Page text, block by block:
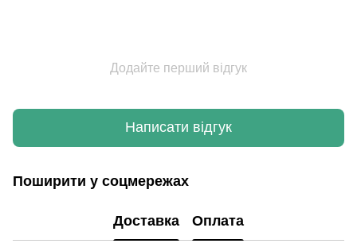
Додайте перший відгук
Написати відгук
Поширити у соцмережах
Доставка Оплата